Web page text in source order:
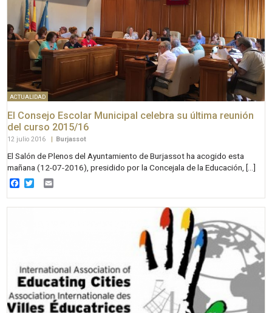
ACTUALIDAD
El Consejo Escolar Municipal celebra su última reunión
del curso 2015/16
12 julio 2016 Burjassot
El Salón de Plenos del Ayuntamiento de Burjassot ha acogido esta
mañana (12-07-2016), presidido por la Concejala de la Educación, […]
Facebook
Twitter